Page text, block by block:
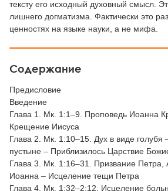
тексту его исходный духовный смысл.
лишнего догматизма. Фактически это
ценностях на языке науки, а не мифа.
Содержание
Предисловие
Введение
Глава 1. Мк. 1:1–9. Проповедь Иоанна
Крещение Иисуса
Глава 2. Мк. 1:10–15. Дух в виде голубя
пустыне – Приблизилось Царствие
Глава 3. Мк. 1:16–31. Призвание Петра,
Иоанна – Исцеление тещи Петра
Глава 4. Мк. 1:32–2:12. Исцеление